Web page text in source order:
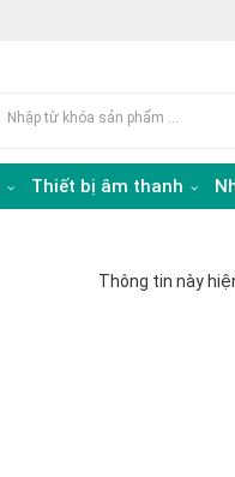
Thiết bị âm thanh
Thông tin này